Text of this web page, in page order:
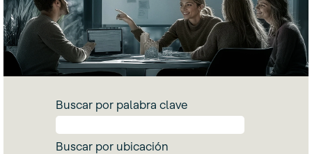
Buscar por palabra clave
Buscar por ubicación